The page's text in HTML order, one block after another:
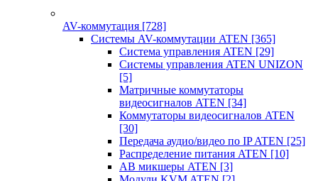
AV-коммутация [728]
Системы AV-коммутации ATEN [365]
Система управления ATEN [29]
Системы управления ATEN UNIZON
[5]
Матричные коммутаторы
видеосигналов ATEN [34]
Коммутаторы видеосигналов ATEN
[30]
Передача аудио/видео по IP ATEN [25]
Распределение питания ATEN [10]
АВ микшеры ATEN [3]